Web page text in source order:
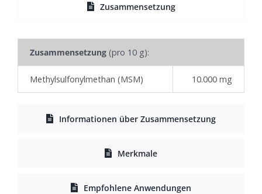
Zusammensetzung
Zusammensetzung (pro 10 g):
Methylsulfonylmethan (MSM) 10.000 mg
Informationen über Zusammensetzung
Merkmale
Empfohlene Anwendungen